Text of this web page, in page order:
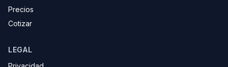
Precios
Cotizar
LEGAL